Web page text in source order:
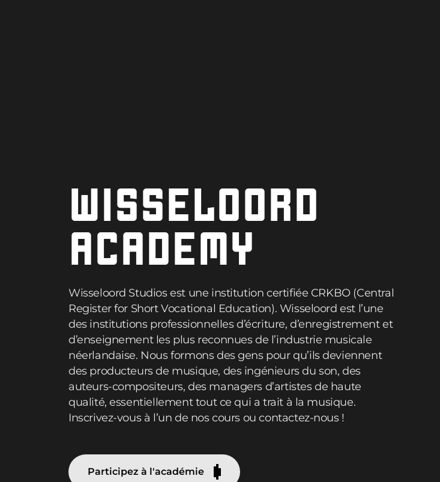
WISSELOORD
ACADEMY
Wisseloord Studios est une institution certifiée CRKBO (Central
Register for Short Vocational Education). Wisseloord est l’une
des institutions professionnelles d’écriture, d’enregistrement et
d’enseignement les plus reconnues de l’industrie musicale
néerlandaise. Nous formons des gens pour qu’ils deviennent
des producteurs de musique, des ingénieurs du son, des
auteurs-compositeurs, des managers d’artistes de haute
qualité, essentiellement tout ce qui a trait à la musique.
Inscrivez-vous à l’un de nos cours ou contactez-nous !
Participez à l'académie